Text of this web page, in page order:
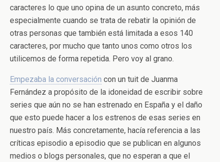
caracteres lo que uno opina de un asunto concreto, más
especialmente cuando se trata de rebatir la opinión de
otras personas que también está limitada a esos 140
caracteres, por mucho que tanto unos como otros los
utilicemos de forma repetida. Pero voy al grano.
Empezaba la conversación con un tuit de Juanma
Fernández a propósito de la idoneidad de escribir sobre
series que aún no se han estrenado en España y el daño
que esto puede hacer a los estrenos de esas series en
nuestro país. Más concretamente, hacía referencia a las
críticas episodio a episodio que se publican en algunos
medios o blogs personales, que no esperan a que el